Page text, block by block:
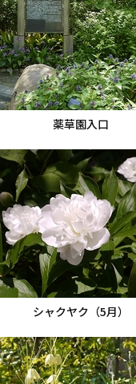
薬草園入口
シャクヤク（5月）